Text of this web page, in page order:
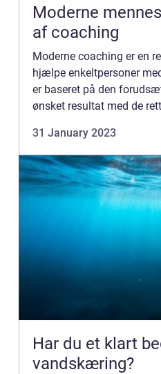
Moderne
af coaching
Moderne coaching er en
hjælpe enkeltpersoner
er baseret på den
ønsket resultat med de
deres potenti...
31 January 2023
Har du et klart
vandskæring?